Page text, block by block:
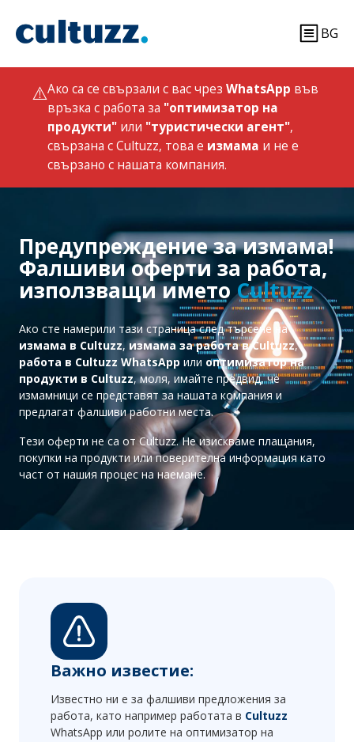
BG
⚠️Ако са се свързали с вас чрез WhatsApp във
връзка с работа за "оптимизатор на
продукти" или "туристически агент",
свързана с Cultuzz, това е измама и не е
свързано с нашата компания.
Предупреждение за измама!
Фалшиви оферти за работа,
използващи иметоCultuzz
Ако сте намерили тази страница след търсене на
измама в Cultuzz, измама за работа в Cultuzz,
работа в Cultuzz WhatsApp или оптимизатор на
продукти в Cultuzz, моля, имайте предвид, че
измамници се представят за нашата компания и
предлагат фалшиви работни места.
Тези оферти не са от Cultuzz. Не изискваме плащания,
покупки на продукти или поверителна информация като
част от нашия процес на наемане.
Важно известие:
Известно ни е за фалшиви предложения за
работа, като например работата в Cultuzz
WhatsApp или ролите на оптимизатор на